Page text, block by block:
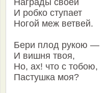
Награды своей
И робко ступает
Ногой меж ветвей.
Бери плод рукою —
И вишня твоя,
Но, ах! что с тобою,
Пастушка моя?